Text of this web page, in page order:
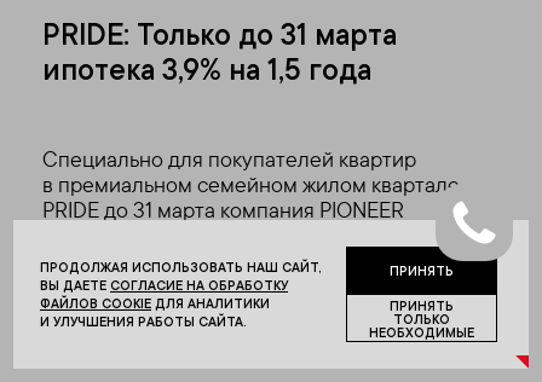
PRIDE: Только до 31 марта
ипотека 3,9% на 1,5 года
Специально для покупателей квартир
в премиальном семейном жилом квартале
PRIDE до 31 марта компания PIONEER
запустила акцию «Ипотека 3,9% на 1,5 года».
Сниженная ставка доступна на первые годы
кредитования по льготной программе.
Первоначальный взнос – от 30%.
ПРОДОЛЖАЯ ИСПОЛЬЗОВАТЬ НАШ САЙТ,
ВЫ ДАЕТЕ СОГЛАСИЕ НА ОБРАБОТКУ
ФАЙЛОВ COOKIE ДЛЯ АНАЛИТИКИ
И УЛУЧШЕНИЯ РАБОТЫ САЙТА.
ПРИНЯТЬ
ПРИНЯТЬ
ТОЛЬКО
НЕОБХОДИМЫЕ